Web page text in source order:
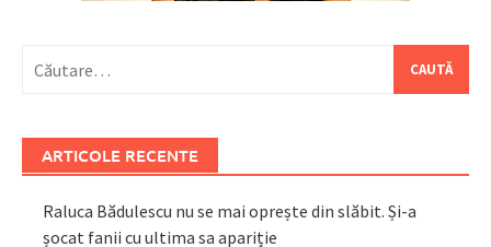
după:
ARTICOLE RECENTE
Raluca Bădulescu nu se mai oprește din slăbit. Și-a
șocat fanii cu ultima sa apariție